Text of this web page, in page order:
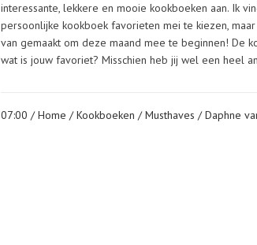
interessante, lekkere en mooie kookboeken aan. Ik
persoonlijke kookboek favorieten mei te kiezen,
van gemaakt om deze maand mee te beginnen! De
wat is jouw favoriet? Misschien heb jij wel een heel
07:00 /Home /Kookboeken /Musthaves / Daphne